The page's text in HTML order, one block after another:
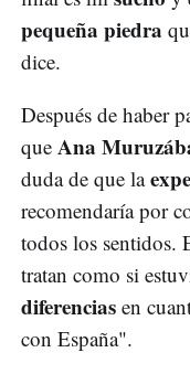
pequeña piedra
dice.
Después de haber
que Ana
duda de que la
recomendaría por
todos los sentidos.
tratan como si
diferencias en
con España".